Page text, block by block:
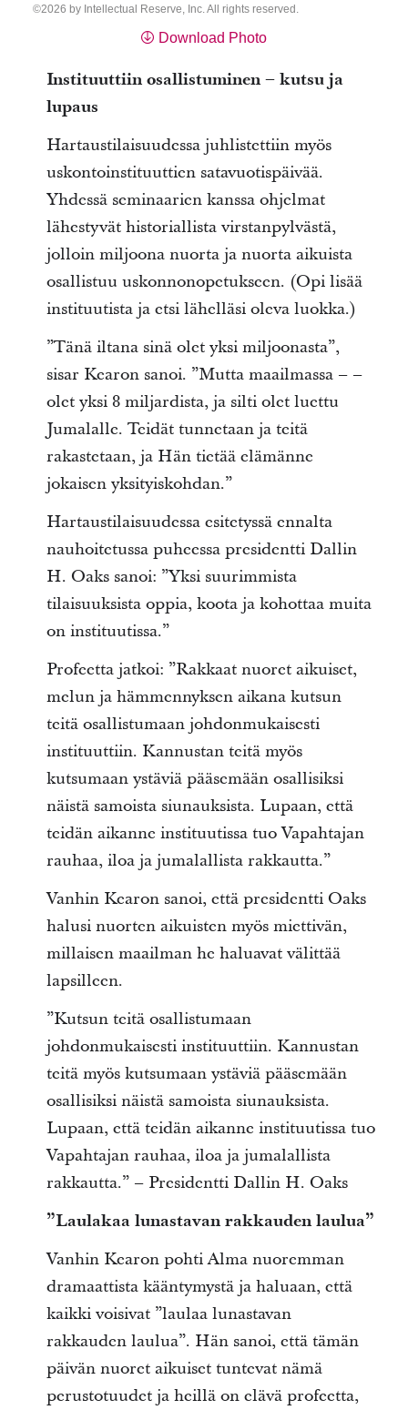
2026 by Intellectual Reserve, Inc. All rights reserved.
Download Photo
Instituuttiin osallistuminen – kutsu ja
lupaus
Hartaustilaisuudessa juhlistettiin myös
uskontoinstituuttien satavuotispäivää.
Yhdessä seminaarien kanssa ohjelmat
lähestyvät historiallista virstanpylvästä,
jolloin miljoona nuorta ja nuorta aikuista
osallistuu uskonnonopetukseen. (Opi lisää
instituutista ja etsi lähelläsi oleva luokka.)
”Tänä iltana sinä olet yksi miljoonasta”,
sisar Kearon sanoi. ”Mutta maailmassa – –
olet yksi 8 miljardista, ja silti olet luettu
Jumalalle. Teidät tunnetaan ja teitä
rakastetaan, ja Hän tietää elämänne
jokaisen yksityiskohdan.”
Hartaustilaisuudessa esitetyssä ennalta
nauhoitetussa puheessa presidentti Dallin
H. Oaks sanoi: ”Yksi suurimmista
tilaisuuksista oppia, koota ja kohottaa muita
on instituutissa.”
Profeetta jatkoi: ”Rakkaat nuoret aikuiset,
melun ja hämmennyksen aikana kutsun
teitä osallistumaan johdonmukaisesti
instituuttiin. Kannustan teitä myös
kutsumaan ystäviä pääsemään osallisiksi
näistä samoista siunauksista. Lupaan, että
teidän aikanne instituutissa tuo Vapahtajan
rauhaa, iloa ja jumalallista rakkautta.”
Vanhin Kearon sanoi, että presidentti Oaks
halusi nuorten aikuisten myös miettivän,
millaisen maailman he haluavat välittää
lapsilleen.
”Kutsun teitä osallistumaan
johdonmukaisesti instituuttiin. Kannustan
teitä myös kutsumaan ystäviä pääsemään
osallisiksi näistä samoista siunauksista.
Lupaan, että teidän aikanne instituutissa tuo
Vapahtajan rauhaa, iloa ja jumalallista
rakkautta.” – Presidentti Dallin H. Oaks
”Laulakaa lunastavan rakkauden laulua”
Vanhin Kearon pohti Alma nuoremman
dramaattista kääntymystä ja haluaan, että
kaikki voisivat ”laulaa lunastavan
rakkauden laulua”. Hän sanoi, että tämän
päivän nuoret aikuiset tuntevat nämä
perustotuudet ja heillä on elävä profeetta,